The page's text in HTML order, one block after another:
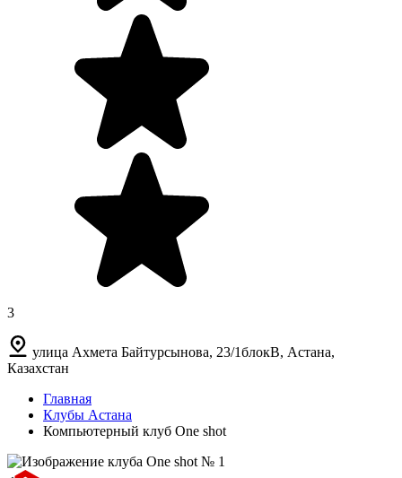
3
улица Ахмета Байтурсынова, 23/1блокВ, Астана,
Казахстан
Главная
Клубы Астана
Компьютерный клуб One shot